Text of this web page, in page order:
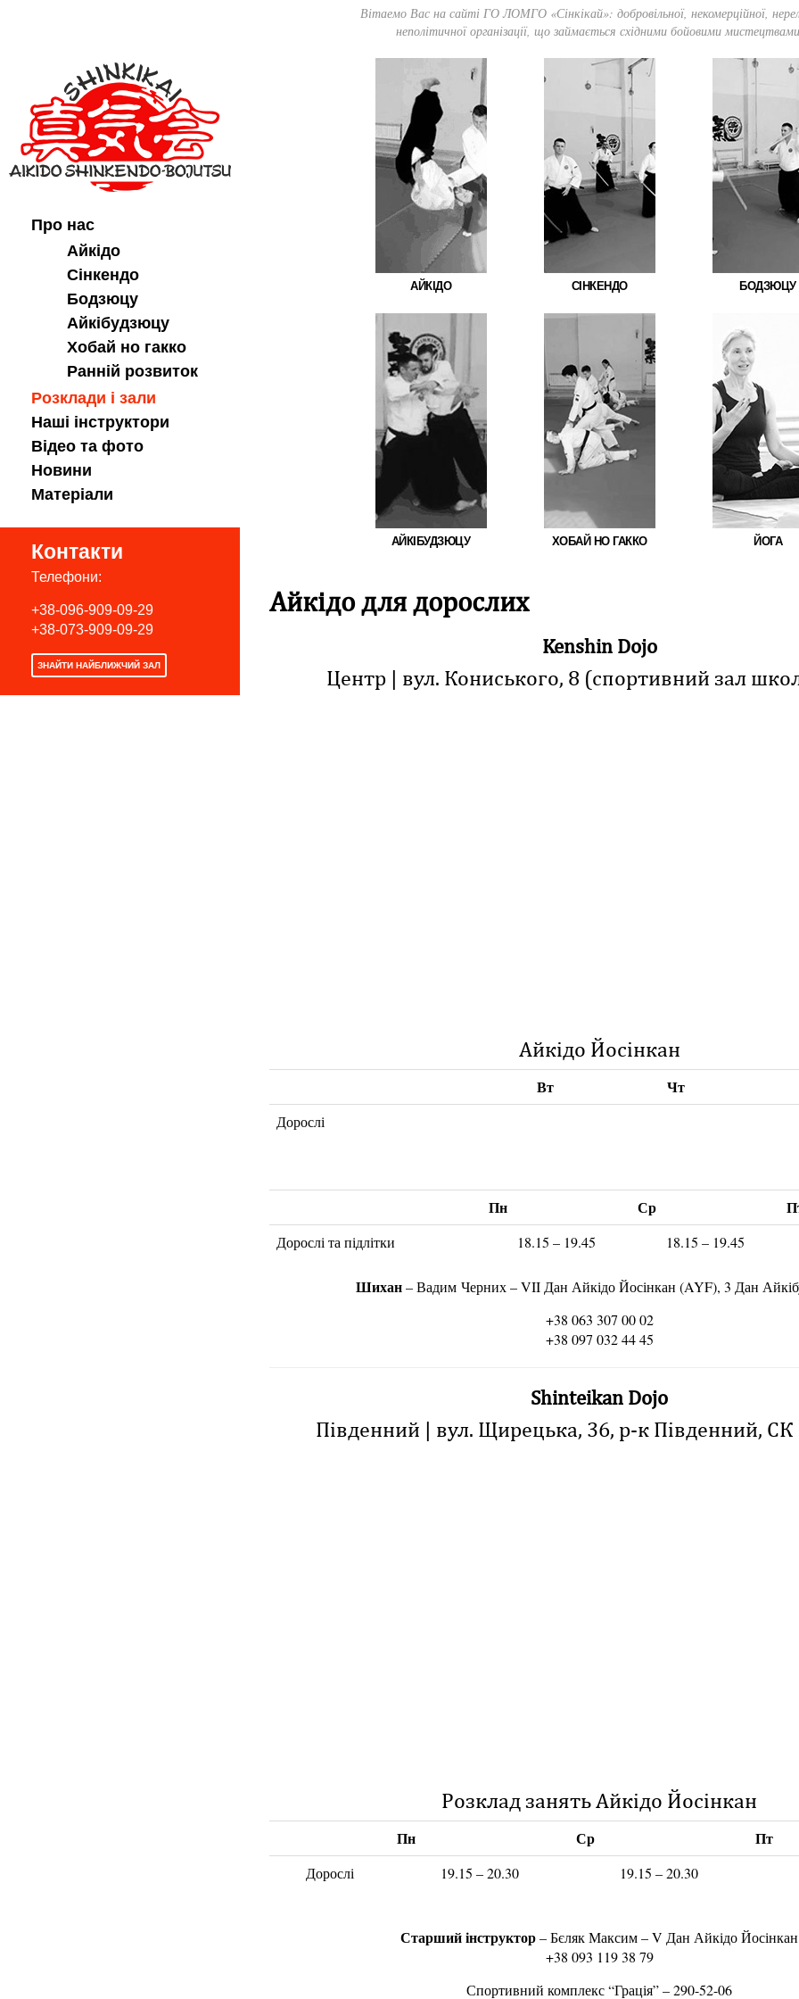
Про нас
Айкідо
Сінкендо
Бодзюцу
Айкібудзюцу
Хобай но гакко
Ранній розвиток
Розклади і зали
Наші інструктори
Відео та фото
Новини
Матеріали
Контакти
Телефони:
+38-096-909-09-29
+38-073-909-09-29
ЗНАЙТИ НАЙБЛИЖЧИЙ ЗАЛ
Вітаемо Вас на сайті ГО ЛОМГО «Сінкікай»: добровільної, некомерційної,
неполітичної організації, що займається східними бойовими
АЙКІДО СІНКЕНДО БОДЗЮЦУ
АЙКІБУДЗЮЦУ ХОБАЙ НО ГАККО ЙОГА
Айкідо для дорослих
Kenshin Dojo
Центр | вул. Кониського, 8 (спортивний зал
Айкідо Йосінкан
Вт Чт
Дорослі
Пн Ср
Дорослі та підлітки 18.15 – 19.45 18.15 – 19.45
Шихан– Вадим Черних – VII Дан Айкідо Йосінкан (AYF), 3 Дан
+38 063 307 00 02
+38 097 032 44 45
Shinteikan Dojo
Південний | вул. Щирецька, 36, р-к Південний, СК
Розклад занять Айкідо Йосінкан
Пн Ср Пт
Дорослі 19.15 – 20.30 19.15 – 20.30
Старший інструктор– Бєляк Максим – V Дан Айкідо Йосінкан
+38 093 119 38 79
Спортивний комплекс “Грація” – 290-52-06